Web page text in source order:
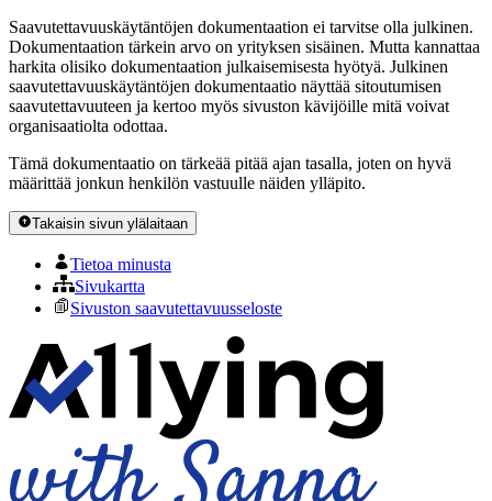
Saavutettavuuskäytäntöjen dokumentaation ei tarvitse olla julkinen.
Dokumentaation tärkein arvo on yrityksen sisäinen. Mutta kannattaa
harkita olisiko dokumentaation julkaisemisesta hyötyä. Julkinen
saavutettavuuskäytäntöjen dokumentaatio näyttää sitoutumisen
saavutettavuuteen ja kertoo myös sivuston kävijöille mitä voivat
organisaatiolta odottaa.
Tämä dokumentaatio on tärkeää pitää ajan tasalla, joten on hyvä
määrittää jonkun henkilön vastuulle näiden ylläpito.
Takaisin sivun ylälaitaan
Tietoa minusta
Sivukartta
Sivuston saavutettavuusseloste